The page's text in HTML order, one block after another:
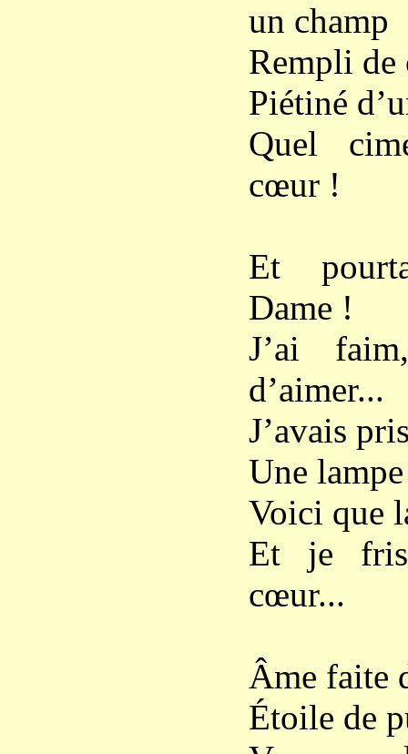
un champ
Rempli de
Piétiné
Quel
cœur !
Et
Dame !
J’ai
d’aimer...
J’avais
Une
Voici que
Et je
cœur...
Âme faite
Étoile de